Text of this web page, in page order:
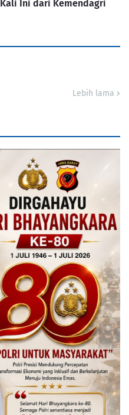
Kali Ini dari Kemendagri
Lebih lama